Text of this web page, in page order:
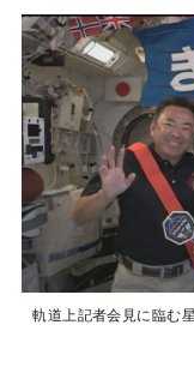
軌道上記者会見に臨む